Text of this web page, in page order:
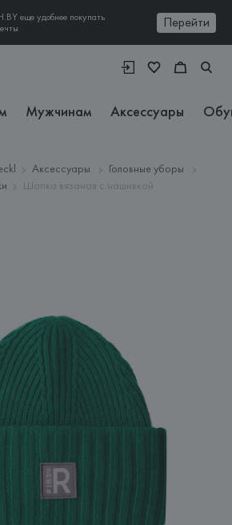
еще удобнее покупать
Перейти
Мужчинам Аксессуары
Аксессуары
Головные уборы
Шапка вязаная с нашивкой